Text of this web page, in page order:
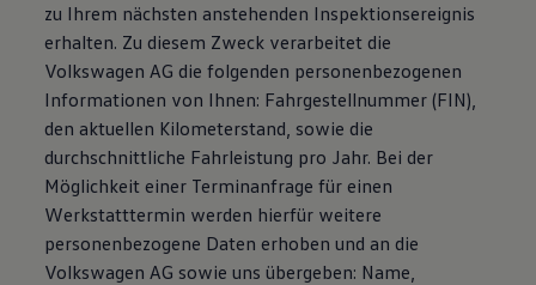
zu Ihrem nächsten anstehenden Inspektionsereignis
erhalten. Zu diesem Zweck verarbeitet die
Volkswagen AG die folgenden personenbezogenen
Informationen von Ihnen: Fahrgestellnummer (FIN),
den aktuellen Kilometerstand, sowie die
durchschnittliche Fahrleistung pro Jahr. Bei der
Möglichkeit einer Terminanfrage für einen
Werkstatttermin werden hierfür weitere
personenbezogene Daten erhoben und an die
Volkswagen AG sowie uns übergeben: Name,